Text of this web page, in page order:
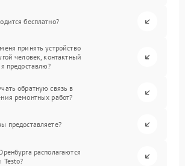
бесплатно?
принять устройство
человек, контактный
предоставлю?
обратную связь в
ремонтных работ?
предоставляете?
располагаются
Testo?